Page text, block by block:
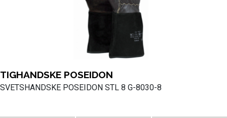
TIGHANDSKE POSEIDON
SVETSHANDSKE POSEIDON STL 8 G-8030-8